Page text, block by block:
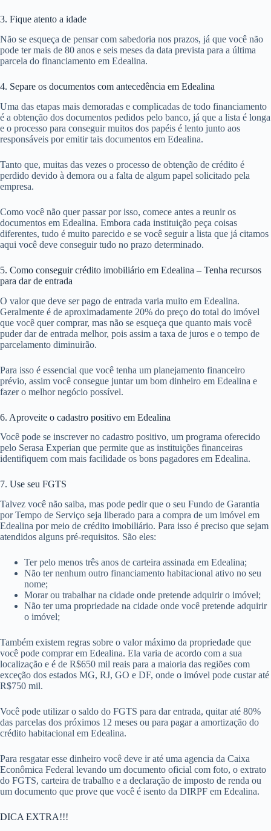
3. Fique atento a idade
Não se esqueça de pensar com sabedoria nos prazos, já que você não
pode ter mais de 80 anos e seis meses da data prevista para a última
parcela do financiamento em Edealina.
4. Separe os documentos com antecedência em Edealina
Uma das etapas mais demoradas e complicadas de todo financiamento
é a obtenção dos documentos pedidos pelo banco, já que a lista é longa
e o processo para conseguir muitos dos papéis é lento junto aos
responsáveis por emitir tais documentos em Edealina.
Tanto que, muitas das vezes o processo de obtenção de crédito é
perdido devido à demora ou a falta de algum papel solicitado pela
empresa.
Como você não quer passar por isso, comece antes a reunir os
documentos em Edealina. Embora cada instituição peça coisas
diferentes, tudo é muito parecido e se você seguir a lista que já citamos
aqui você deve conseguir tudo no prazo determinado.
5. Como conseguir crédito imobiliário em Edealina – Tenha recursos
para dar de entrada
O valor que deve ser pago de entrada varia muito em Edealina.
Geralmente é de aproximadamente 20% do preço do total do imóvel
que você quer comprar, mas não se esqueça que quanto mais você
puder dar de entrada melhor, pois assim a taxa de juros e o tempo de
parcelamento diminuirão.
Para isso é essencial que você tenha um planejamento financeiro
prévio, assim você consegue juntar um bom dinheiro em Edealina e
fazer o melhor negócio possível.
6. Aproveite o cadastro positivo em Edealina
Você pode se inscrever no cadastro positivo, um programa oferecido
pelo Serasa Experian que permite que as instituições financeiras
identifiquem com mais facilidade os bons pagadores em Edealina.
7. Use seu FGTS
Talvez você não saiba, mas pode pedir que o seu Fundo de Garantia
por Tempo de Serviço seja liberado para a compra de um imóvel em
Edealina por meio de crédito imobiliário. Para isso é preciso que sejam
atendidos alguns pré-requisitos. São eles:
Ter pelo menos três anos de carteira assinada em Edealina;
Não ter nenhum outro financiamento habitacional ativo no seu
nome;
Morar ou trabalhar na cidade onde pretende adquirir o imóvel;
Não ter uma propriedade na cidade onde você pretende adquirir
o imóvel;
Também existem regras sobre o valor máximo da propriedade que
você pode comprar em Edealina. Ela varia de acordo com a sua
localização e é de R$650 mil reais para a maioria das regiões com
exceção dos estados MG, RJ, GO e DF, onde o imóvel pode custar até
R$750 mil.
Você pode utilizar o saldo do FGTS para dar entrada, quitar até 80%
das parcelas dos próximos 12 meses ou para pagar a amortização do
crédito habitacional em Edealina.
Para resgatar esse dinheiro você deve ir até uma agencia da Caixa
Econômica Federal levando um documento oficial com foto, o extrato
do FGTS, carteira de trabalho e a declaração de imposto de renda ou
um documento que prove que você é isento da DIRPF em Edealina.
DICA EXTRA!!!